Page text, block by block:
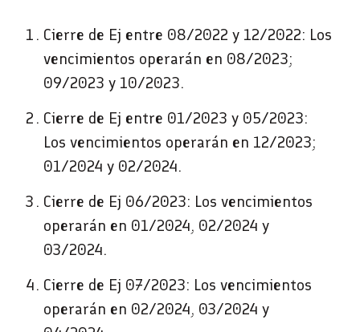
Cierre de Ej entre 08/2022 y 12/2022: Los
vencimientos operarán en 08/2023;
09/2023 y 10/2023.
Cierre de Ej entre 01/2023 y 05/2023:
Los vencimientos operarán en 12/2023;
01/2024 y 02/2024.
Cierre de Ej 06/2023: Los vencimientos
operarán en 01/2024, 02/2024 y
03/2024.
Cierre de Ej 07/2023: Los vencimientos
operarán en 02/2024, 03/2024 y